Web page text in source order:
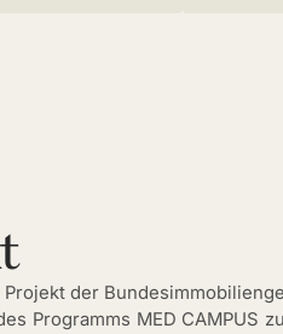
Projekt der
Programms MED